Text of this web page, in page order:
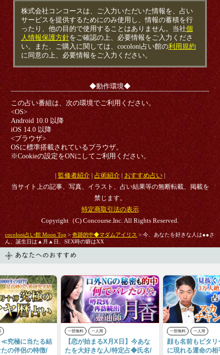
株式会社コンコースは、ご入力いただいた情報を、占い
サービスを提供するためにのみ使用し、情報の蓄積を行
ったり、他の目的で使用することはありません。当社個
人情報保護方針をご確認の上、必要情報をご入力くださ
い。また、ご購入に関しては、cocoloni占い館の利用規約
に同意の上、必要情報をご入力ください。
◆動作環境◆
この占い番組は、次の環境でご利用ください。
<OS>
Android 10.0 以降
iOS 14.0 以降
<ブラウザ>
OSに標準搭載されているブラウザ。
※Cookieの設定をONにしてご利用ください。
| 監修者紹介 | 占術紹介 | おすすめ占い |
当サイト上の記事、写真、イラスト、占い結果等の無断転載、掲載を
禁じます。
特定商取引法の表示
Copyright（C) Concourse.Inc. All Rights Reserved.
cocoloni占い館 Moon Top > 奇跡的中◆マダムアイリス > 今、あなたを好きな人は●●さ
ん、誕生日は▲月▲日、SEX時の癖はXX
あなたへのおすすめ
≪究極に当たる結
の伴侶の特徴/
一部無料 一人用
【恋が始まるX月X日】今あな
たを大好きな人/特定占◆氏名/
一部無料 一人用
顔も名前もピタ
に現れる運命の